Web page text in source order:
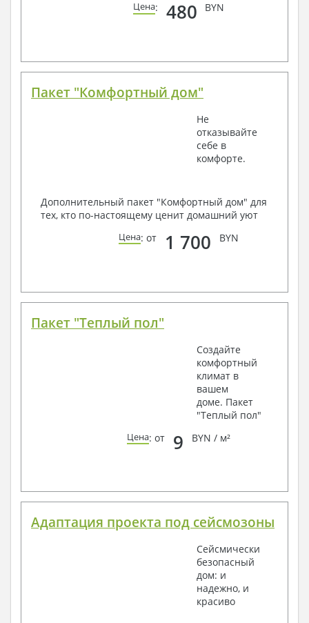
Цена: 480 BYN
Пакет "Комфортный дом"
Не
отказывайте
себе в
комфорте.
Дополнительный пакет "Комфортный дом" для
тех, кто по-настоящему ценит домашний уют
Цена: от 1 700 BYN
Пакет "Теплый пол"
Создайте
комфортный
климат в
вашем
доме. Пакет
"Теплый пол"
Цена: от 9 BYN / м²
Адаптация проекта под сейсмозоны
Сейсмически
безопасный
дом: и
надежно, и
красиво